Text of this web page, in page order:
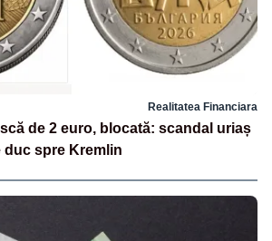
Realitatea Financiara
de 2 euro, blocată: scandal uriaș
spre Kremlin